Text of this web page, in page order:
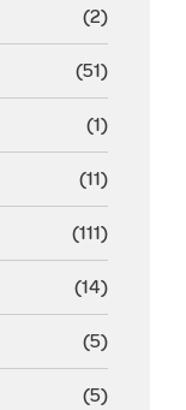
(2)
(51)
(1)
(11)
(111)
(14)
(5)
(5)